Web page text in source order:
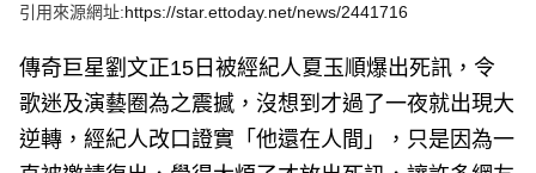
引用來源網址:https://star.ettoday.net/news/2441716
傳奇巨星劉文正15日被經紀人夏玉順爆出死訊，令
歌迷及演藝圈為之震撼，沒想到才過了一夜就出現大
逆轉，經紀人改口證實「他還在人間」，只是因為一